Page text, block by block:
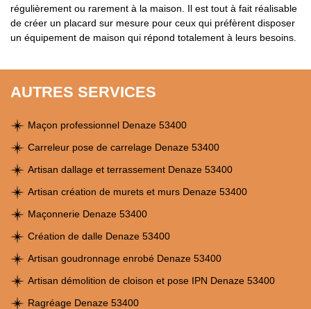
régulièrement ou rarement à la maison. Il est tout à fait réalisable
de créer un placard sur mesure pour ceux qui préfèrent disposer
un équipement de maison qui répond totalement à leurs besoins.
AUTRES SERVICES
Maçon professionnel Denaze 53400
Carreleur pose de carrelage Denaze 53400
Artisan dallage et terrassement Denaze 53400
Artisan création de murets et murs Denaze 53400
Maçonnerie Denaze 53400
Création de dalle Denaze 53400
Artisan goudronnage enrobé Denaze 53400
Artisan démolition de cloison et pose IPN Denaze 53400
Ragréage Denaze 53400